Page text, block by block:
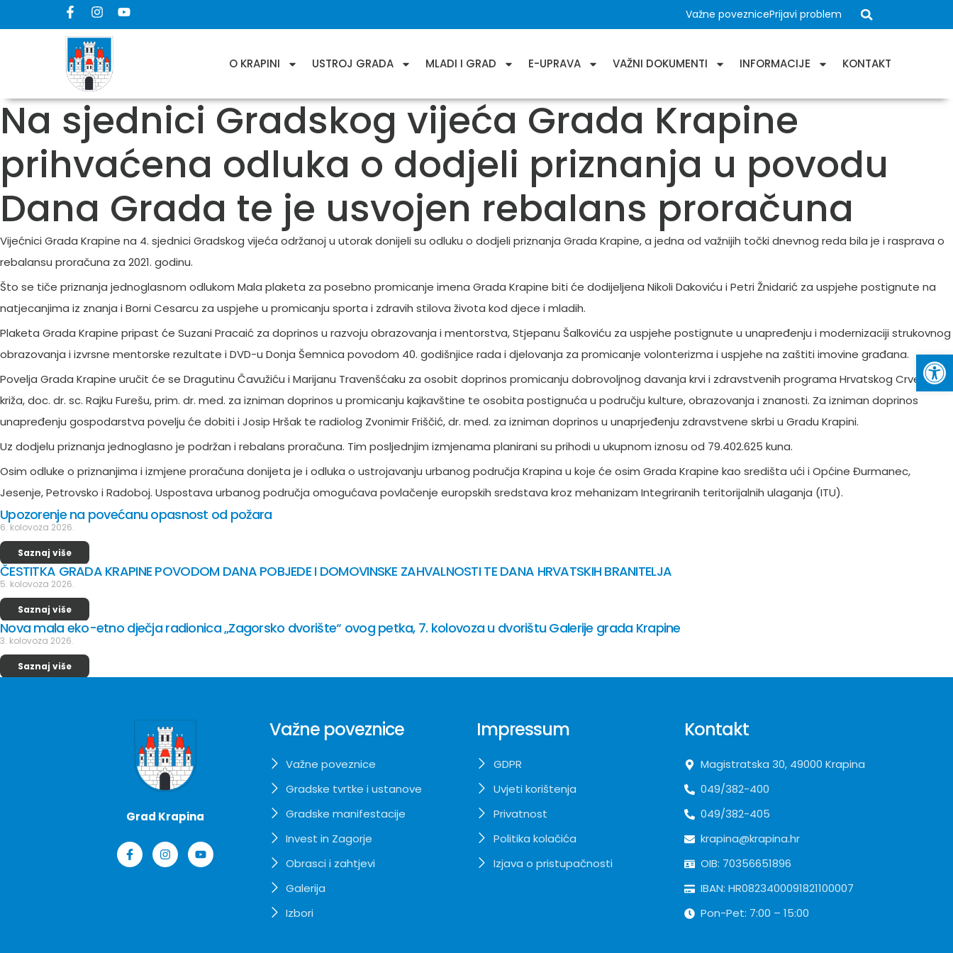
Važne poveznicePrijavi problem
O KRAPINI USTROJ GRADA MLADI I GRAD E-UPRAVA VAŽNI DOKUMENTI INFORMACIJE KONTAKT
Na sjednici Gradskog vijeća Grada Krapine
prihvaćena odluka o dodjeli priznanja u povodu
Dana Grada te je usvojen rebalans proračuna
Vijećnici Grada Krapine na 4. sjednici Gradskog vijeća održanoj u utorak donijeli su odluku o dodjeli priznanja Grada Krapine, a jedna od važnijih točki dnevnog reda bila je i rasprava o
rebalansu proračuna za 2021. godinu.
Što se tiče priznanja jednoglasnom odlukom Mala plaketa za posebno promicanje imena Grada Krapine biti će dodijeljena Nikoli Dakoviću i Petri Žnidarić za uspjehe postignute na
natjecanjima iz znanja i Borni Cesarcu za uspjehe u promicanju sporta i zdravih stilova života kod djece i mladih.
Plaketa Grada Krapine pripast će Suzani Pracaić za doprinos u razvoju obrazovanja i mentorstva, Stjepanu Šalkoviću za uspjehe postignute u unapređenju i modernizaciji strukovnog
obrazovanja i izvrsne mentorske rezultate i DVD-u Donja Šemnica povodom 40. godišnjice rada i djelovanja za promicanje volonterizma i uspjehe na zaštiti imovine građana.
Povelja Grada Krapine uručit će se Dragutinu Čavužiću i Marijanu Travenšćaku za osobit doprinos promicanju dobrovoljnog davanja krvi i zdravstvenih programa Hrvatskog Crvenog
križa, doc. dr. sc. Rajku Furešu, prim. dr. med. za izniman doprinos u promicanju kajkavštine te osobita postignuća u području kulture, obrazovanja i znanosti. Za izniman doprinos
unapređenju gospodarstva povelju će dobiti i Josip Hršak te radiolog Zvonimir Friščić, dr. med. za izniman doprinos u unaprjeđenju zdravstvene skrbi u Gradu Krapini.
Uz dodjelu priznanja jednoglasno je podržan i rebalans proračuna. Tim posljednjim izmjenama planirani su prihodi u ukupnom iznosu od 79.402.625 kuna.
Osim odluke o priznanjima i izmjene proračuna donijeta je i odluka o ustrojavanju urbanog područja Krapina u koje će osim Grada Krapine kao središta ući i Općine Đurmanec,
Jesenje, Petrovsko i Radoboj. Uspostava urbanog područja omogućava povlačenje europskih sredstava kroz mehanizam Integriranih teritorijalnih ulaganja (ITU).
Upozorenje na povećanu opasnost od požara
6. kolovoza 2026.
Saznaj više
ČESTITKA GRADA KRAPINE POVODOM DANA POBJEDE I DOMOVINSKE ZAHVALNOSTI TE DANA HRVATSKIH BRANITELJA
5. kolovoza 2026.
Saznaj više
Nova mala eko-etno dječja radionica „Zagorsko dvorište“ ovog petka, 7. kolovoza u dvorištu Galerije grada Krapine
3. kolovoza 2026.
Saznaj više
Grad Krapina
Važne poveznice
Važne poveznice
Gradske tvrtke i ustanove
Gradske manifestacije
Invest in Zagorje
Obrasci i zahtjevi
Galerija
Izbori
Impressum
GDPR
Uvjeti korištenja
Privatnost
Politika kolačića
Izjava o pristupačnosti
Kontakt
Magistratska 30, 49000 Krapina
049/382-400
049/382-405
krapina@krapina.hr
OIB: 70356651896
IBAN: HR0823400091821100007
Pon-Pet: 7:00 – 15:00